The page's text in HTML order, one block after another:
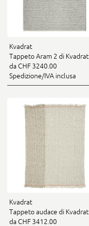
Kvadrat
Tappeto Aram 2 di Kvadrat
da CHF 3240.00
Spedizione/IVA inclusa
Kvadrat
Tappeto audace di Kvadrat
da CHF 3412.00